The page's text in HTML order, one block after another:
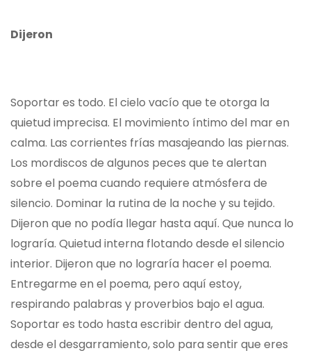
Dijeron
Soportar es todo. El cielo vacío que te otorga la
quietud imprecisa. El movimiento íntimo del mar en
calma. Las corrientes frías masajeando las piernas.
Los mordiscos de algunos peces que te alertan
sobre el poema cuando requiere atmósfera de
silencio. Dominar la rutina de la noche y su tejido.
Dijeron que no podía llegar hasta aquí. Que nunca lo
lograría. Quietud interna flotando desde el silencio
interior. Dijeron que no lograría hacer el poema.
Entregarme en el poema, pero aquí estoy,
respirando palabras y proverbios bajo el agua.
Soportar es todo hasta escribir dentro del agua,
desde el desgarramiento, solo para sentir que eres